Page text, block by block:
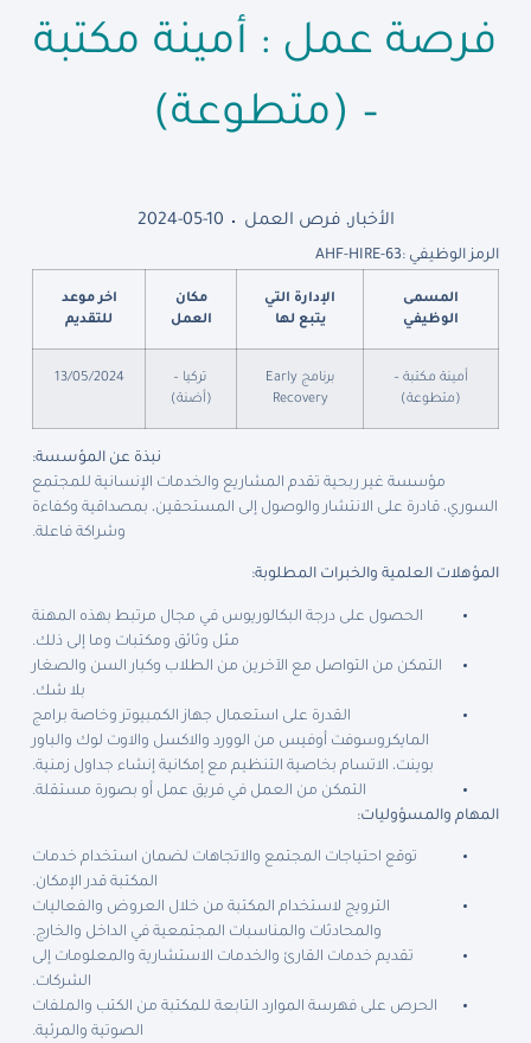
فرصة عمل : أمينة مكتبة
– (متطوعة)
الأخبار, فرص العمل 2024-05-10
الرمز الوظيفي :AHF-HIRE-63
المسمى
الوظيفي
الإدارة التي
يتبع لها
مكان
العمل
اخر موعد
للتقديم
أمينة مكتبة –
(متطوعة)
برنامج Early
Recovery
تركيا –
(أضنة)
13/05/2024
نبذة عن المؤسسة:
مؤسسة غير ربحية تقدم المشاريع والخدمات الإنسانية للمجتمع
السوري، قادرة على الانتشار والوصول إلى المستحقين، بمصداقية وكفاءة
وشراكة فاعلة.
المؤهلات العلمية والخبرات المطلوبة:
الحصول على درجة البكالوريوس في مجال مرتبط بهذه المهنة
مثل وثائق ومكتبات وما إلى ذلك.
التمكن من التواصل مع الآخرين من الطلاب وكبار السن والصغار
بلا شك.
القدرة على استعمال جهاز الكمبيوتر وخاصة برامج
المايكروسوفت أوفيس من الوورد والاكسل والاوت لوك والباور
بوينت، الاتسام بخاصية التنظيم مع إمكانية إنشاء جداول زمنية.
التمكن من العمل في فريق عمل أو بصورة مستقلة.
المهام والمسؤوليات:
توقع احتياجات المجتمع والاتجاهات لضمان استخدام خدمات
المكتبة قدر الإمكان.
الترويج لاستخدام المكتبة من خلال العروض والفعاليات
والمحادثات والمناسبات المجتمعية في الداخل والخارج.
تقديم خدمات القارئ والخدمات الاستشارية والمعلومات إلى
الشركات.
الحرص على فهرسة الموارد التابعة للمكتبة من الكتب والملفات
الصوتية والمرئية.